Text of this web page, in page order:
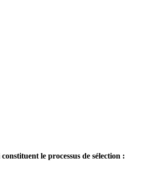
le processus de sélection :